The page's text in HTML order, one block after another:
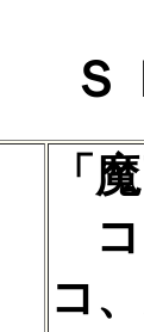
「
コ
コ